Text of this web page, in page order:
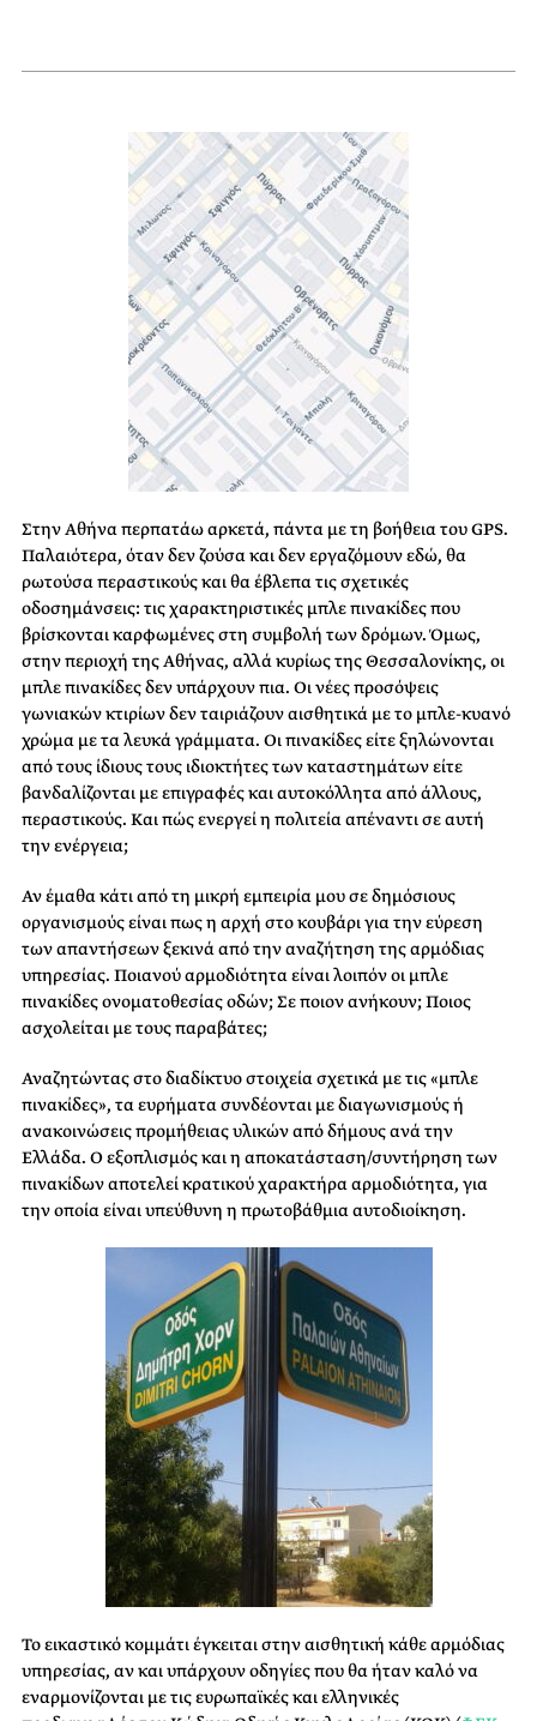
Στην Αθήνα περπατάω αρκετά, πάντα με τη βοήθεια του GPS.
Παλαιότερα, όταν δεν ζούσα και δεν εργαζόμουν εδώ, θα
ρωτούσα περαστικούς και θα έβλεπα τις σχετικές
οδοσημάνσεις: τις χαρακτηριστικές μπλε πινακίδες που
βρίσκονται καρφωμένες στη συμβολή των δρόμων. Όμως,
στην περιοχή της Αθήνας, αλλά κυρίως της Θεσσαλονίκης, οι
μπλε πινακίδες δεν υπάρχουν πια. Οι νέες προσόψεις
γωνιακών κτιρίων δεν ταιριάζουν αισθητικά με το μπλε-κυανό
χρώμα με τα λευκά γράμματα. Οι πινακίδες είτε ξηλώνονται
από τους ίδιους τους ιδιοκτήτες των καταστημάτων είτε
βανδαλίζονται με επιγραφές και αυτοκόλλητα από άλλους,
περαστικούς. Και πώς ενεργεί η πολιτεία απέναντι σε αυτή
την ενέργεια;
Αν έμαθα κάτι από τη μικρή εμπειρία μου σε δημόσιους
οργανισμούς είναι πως η αρχή στο κουβάρι για την εύρεση
των απαντήσεων ξεκινά από την αναζήτηση της αρμόδιας
υπηρεσίας. Ποιανού αρμοδιότητα είναι λοιπόν οι μπλε
πινακίδες ονοματοθεσίας οδών; Σε ποιον ανήκουν; Ποιος
ασχολείται με τους παραβάτες;
Αναζητώντας στο διαδίκτυο στοιχεία σχετικά με τις «μπλε
πινακίδες», τα ευρήματα συνδέονται με διαγωνισμούς ή
ανακοινώσεις προμήθειας υλικών από δήμους ανά την
Ελλάδα. Ο εξοπλισμός και η αποκατάσταση/συντήρηση των
πινακίδων αποτελεί κρατικού χαρακτήρααρμοδιότητα, για
την οποία είναι υπεύθυνη η πρωτοβάθμια αυτοδιοίκηση.
Το εικαστικό κομμάτι έγκειται στην αισθητική κάθε αρμόδιας
υπηρεσίας, αν και υπάρχουν οδηγίες που θα ήταν καλό να
εναρμονίζονται με τις ευρωπαϊκές και ελληνικές